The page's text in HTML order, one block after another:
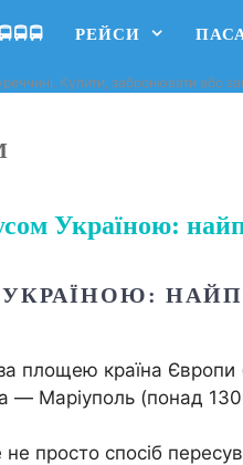
🚍🚍🚍 РЕЙСИ
Купити, забронювати або
Україною:
площею країна
— Маріуполь (понад
просто спосіб